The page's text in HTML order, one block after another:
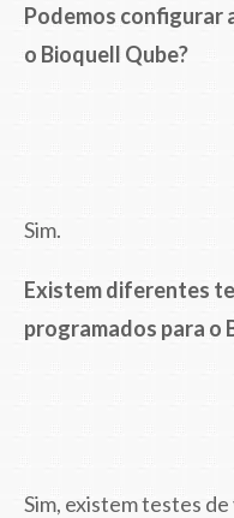
Podemos configurar
o Bioquell Qube?
Sim.
Existem diferentes
programados para o
Sim, existem testes